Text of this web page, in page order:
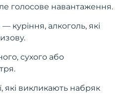
голосове навантаження.
куріння, алкоголь, які
сухого або
які викликають набряк